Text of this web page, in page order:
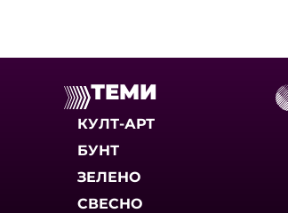
ТЕМИ
КУЛТ-АРТ
БУНТ
ЗЕЛЕНО
СВЕСНО